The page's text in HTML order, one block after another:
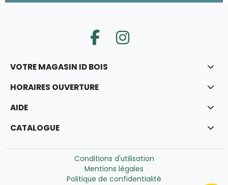
VOTRE MAGASIN ID BOIS
HORAIRES OUVERTURE
AIDE
CATALOGUE
Conditions d'utilisation
Mentions légales
Politique de confidentialité